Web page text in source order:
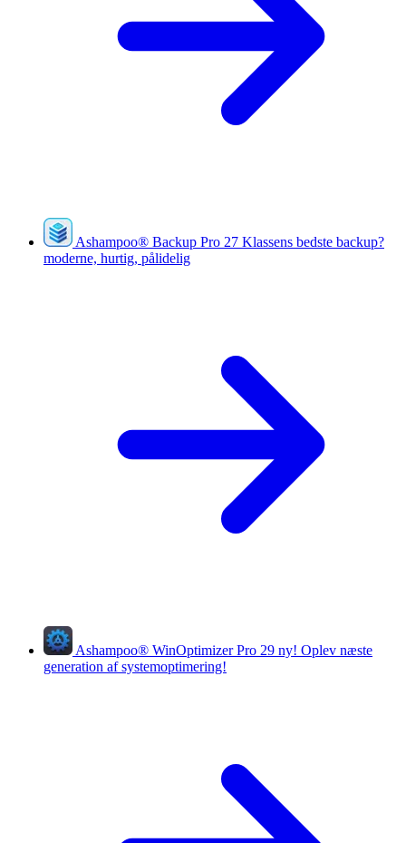
Ashampoo® Backup Pro 27 Klassens bedste backup?
moderne, hurtig, pålidelig
Ashampoo® WinOptimizer Pro 29 ny! Oplev næste
generation af systemoptimering!